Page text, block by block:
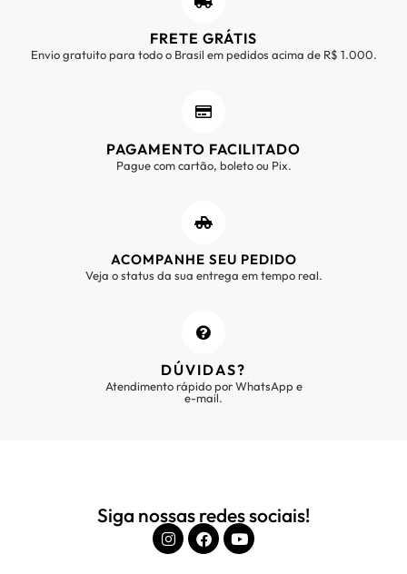
FRETE GRÁTIS
Envio gratuito para todo o Brasil em pedidos acima de R$ 1.000.
PAGAMENTO FACILITADO
Pague com cartão, boleto ou Pix.
ACOMPANHE SEU PEDIDO
Veja o status da sua entrega em tempo real.
DÚVIDAS?
Atendimento rápido por WhatsApp e
e-mail.
Siga nossas redes sociais!